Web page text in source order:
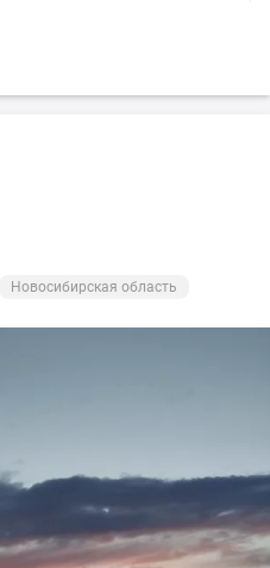
Новосибирская область